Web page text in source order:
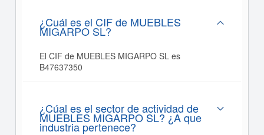
¿Cuál es el CIF de MUEBLES
MIGARPO SL?
El CIF de MUEBLES MIGARPO SL es
B47637350
¿Cúal es el sector de actividad de
MUEBLES MIGARPO SL? ¿A que
industria pertenece?